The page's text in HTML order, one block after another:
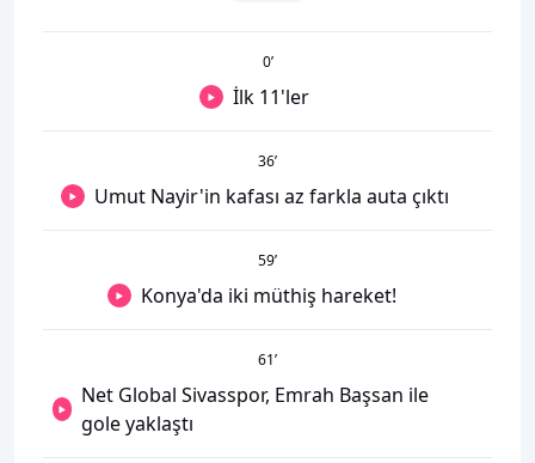
0’
İlk 11'ler
36’
Umut Nayir'in kafası az farkla auta çıktı
59’
Konya'da iki müthiş hareket!
61’
Net Global Sivasspor, Emrah Başsan ile
gole yaklaştı